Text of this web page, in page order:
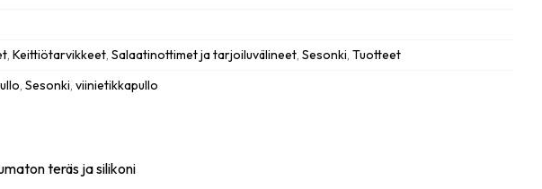
,Keittiötarvikkeet,Salaatinottimet ja tarjoiluvälineet,Sesonki,Tuotteet
,Sesonki,viinietikkapullo
teräs ja silikoni